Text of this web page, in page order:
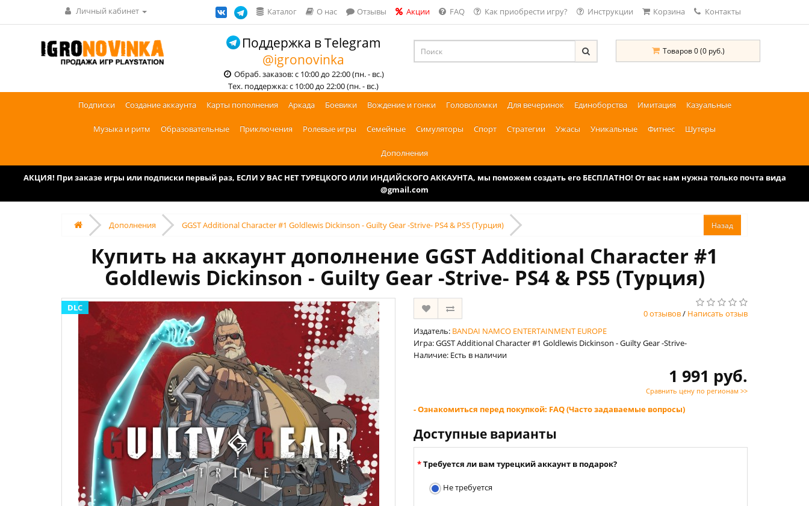
Личный кабинет Каталог О нас Отзывы Акции FAQ Как приобрести игру? Инструкции Корзина Контакты
Поддержка в Telegram
@igronovinka
Обраб. заказов: с 10:00 до 22:00 (пн. - вс.)
Тех. поддержка: с 10:00 до 22:00 (пн. - вс.)
Товаров 0 (0 руб.)
Подписки Создание аккаунта Карты пополнения Аркада Боевики Вождение и гонки Головоломки Для вечеринок Единоборства Имитация Казуальные
Музыка и ритм Образовательные Приключения Ролевые игры Семейные Симуляторы Спорт Стратегии Ужасы Уникальные Фитнес Шутеры
Дополнения
АКЦИЯ! При заказе игры или подписки первый раз, ЕСЛИ У ВАС НЕТ ТУРЕЦКОГО ИЛИ ИНДИЙСКОГО АККАУНТА, мы поможем создать его БЕСПЛАТНО! От вас нам нужна только почта вида
@gmail.com
Дополнения GGST Additional Character #1 Goldlewis Dickinson - Guilty Gear -Strive- PS4 & PS5 (Турция)
Купить на аккаунт дополнение GGST Additional Character #1
Goldlewis Dickinson - Guilty Gear -Strive- PS4 & PS5 (Турция)
DLC
0 отзывов/ Написать отзыв
Издатель: BANDAI NAMCO ENTERTAINMENT EUROPE
Игра: GGST Additional Character #1 Goldlewis Dickinson - Guilty Gear -Strive-
Наличие: Есть в наличии
1 991 руб.
Сравнить цену по регионам >>
- Ознакомиться перед покупкой: FAQ (Часто задаваемые вопросы)
Доступные варианты
Требуется ли вам турецкий аккаунт в подарок?
Не требуется